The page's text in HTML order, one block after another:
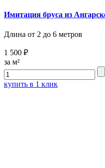
Имитация бруса из
Длина от 2 до 6 метров
1 500 ₽
за м²
купить в 1 клик